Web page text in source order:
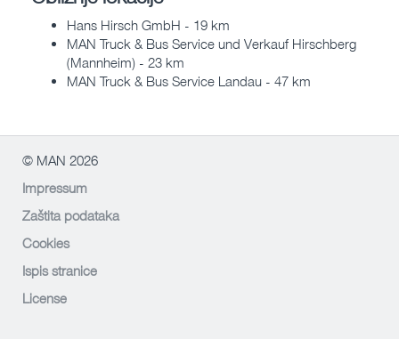
Hans Hirsch GmbH - 19 km
MAN Truck & Bus Service und Verkauf Hirschberg
(Mannheim) - 23 km
MAN Truck & Bus Service Landau - 47 km
© MAN 2026
Impressum
Zaštita podataka
Cookies
Ispis stranice
License